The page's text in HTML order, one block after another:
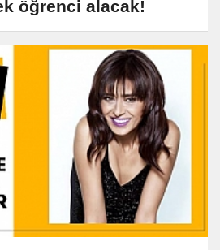
öğrenci alacak!